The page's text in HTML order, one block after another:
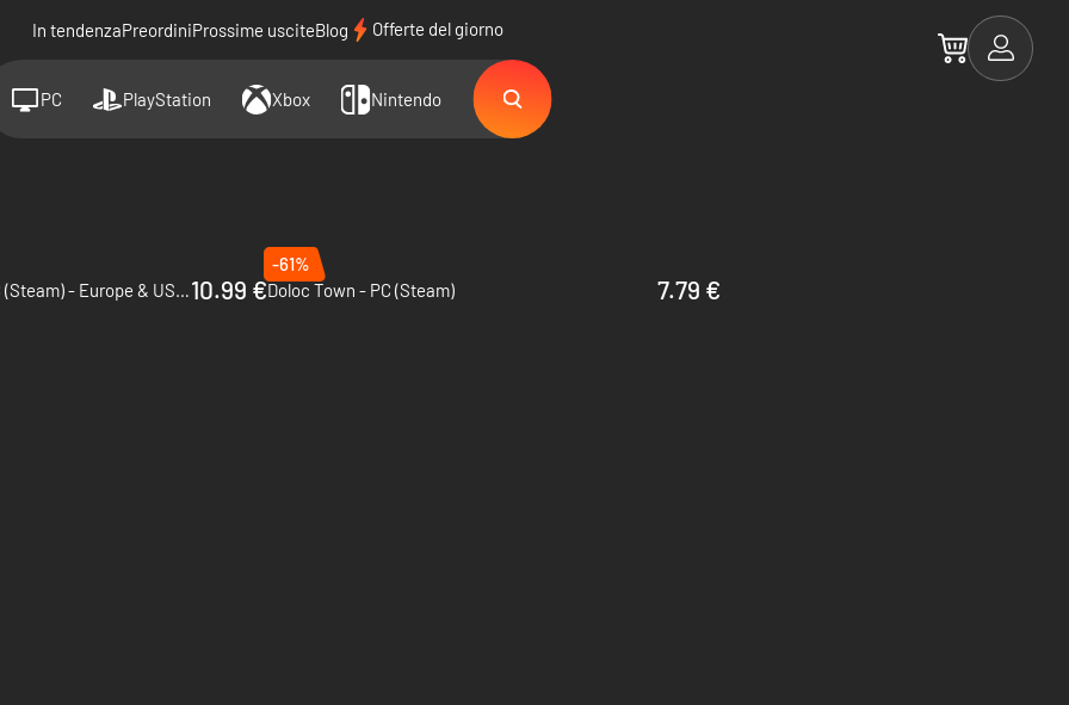
In tendenzaPreordiniProssime usciteBlog Offerte del giorno
PC PlayStation Xbox Nintendo
I Racconti di Seikyu - PC (Steam) - Europe & US & Canada10.99 €
-61%
Doloc Town - PC (Steam)
7.79 €